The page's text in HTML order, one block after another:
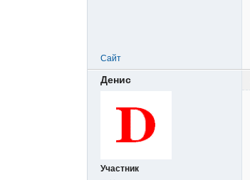
Сайт
Денис
Участник